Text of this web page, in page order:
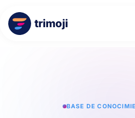
trimoji
BASE DE